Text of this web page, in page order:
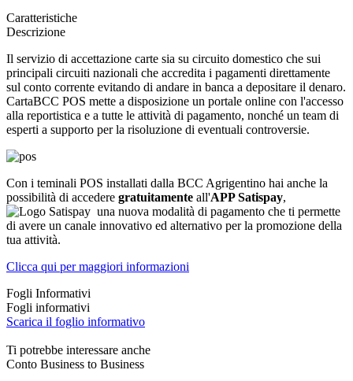
Caratteristiche
Descrizione
Il servizio di accettazione carte sia su circuito domestico che sui
principali circuiti nazionali che accredita i pagamenti direttamente
sul conto corrente evitando di andare in banca a depositare il denaro.
CartaBCC POS mette a disposizione un portale online con l'accesso
alla reportistica e a tutte le attività di pagamento, nonché un team di
esperti a supporto per la risoluzione di eventuali controversie.
Con i teminali POS installati dalla BCC Agrigentino hai anche la
possibilità di accedere gratuitamente all'APP Satispay,
una nuova modalità di pagamento che ti permette
di avere un canale innovativo ed alternativo per la promozione della
tua attività.
Clicca qui per maggiori informazioni
Fogli Informativi
Fogli informativi
Scarica il foglio informativo
Ti potrebbe interessare anche
Conto Business to Business